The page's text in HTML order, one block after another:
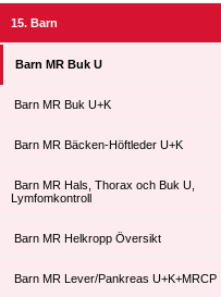
15. Barn
Barn MR Buk U
Barn MR Buk U+K
Barn MR Bäcken-Höftleder U+K
Barn MR Hals, Thorax och Buk U,
Lymfomkontroll
Barn MR Helkropp Översikt
Barn MR Lever/Pankreas U+K+MRCP